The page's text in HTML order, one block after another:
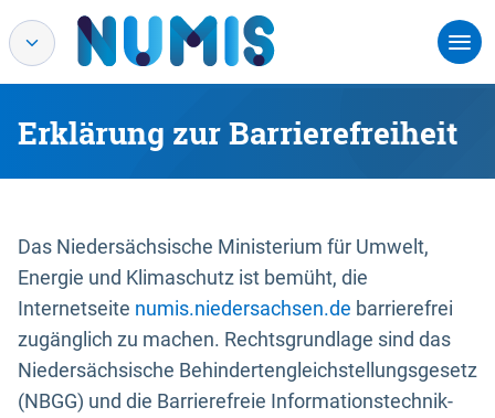
Erklärung zur Barrierefreiheit
Das Niedersächsische Ministerium für Umwelt,
Energie und Klimaschutz ist bemüht, die
Internetseite numis.niedersachsen.de barrierefrei
zugänglich zu machen. Rechtsgrundlage sind das
Niedersächsische Behindertengleichstellungsgesetz
(NBGG) und die Barrierefreie Informationstechnik-